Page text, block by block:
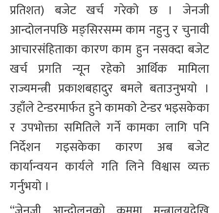
प्रतिशत) बजेट खर्च गरेको छ । जेनजी
आन्दोलनपछि मङ्सिरसम्म काम नहुनु र चुनावी
आचारसंहिताका कारण काम हुन नसक्दा बजेट
खर्च प्रगति न्यून रहेको आर्थिक मामिला
राज्यमन्त्री प्रकाशबहादुर बमले बताउनुभयो ।
उहाँले टेन्डरमार्फत हुने कामको टेन्डर भइसकेका
र उपभोक्ता समितिले गर्ने कामका लागि पनि
निर्देशन गइसकेका कारण अब बजेट
कार्यान्वयन कार्यले गति लिने विश्वास व्यक्त
गर्नुभयो ।